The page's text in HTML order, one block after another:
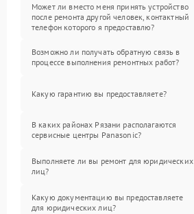
Может ли вместо меня принять устройство
после ремонта другой человек, контактный
телефон которого я предоставлю?
Возможно ли получать обратную связь в
процессе выполнения ремонтных работ?
Какую гарантию вы предоставляете?
В каких районах Рязани располагаются
сервисные центры Panasonic?
Выполняете ли вы ремонт для юридических
лиц?
Какую документацию вы предоставляете
для юридических лиц?